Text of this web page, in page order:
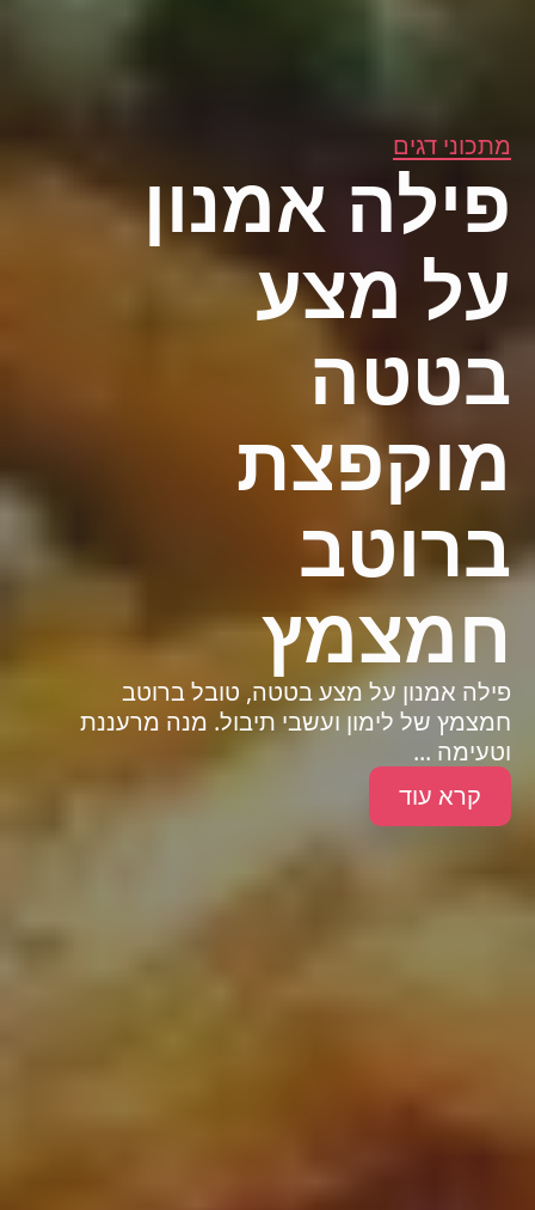
מתכוני דגים
פילה אמנון
על מצע
בטטה
מוקפצת
ברוטב
חמצמץ
פילה אמנון על מצע בטטה, טובל ברוטב
חמצמץ של לימון ועשבי תיבול. מנה מרעננת
וטעימה ...
קרא עוד